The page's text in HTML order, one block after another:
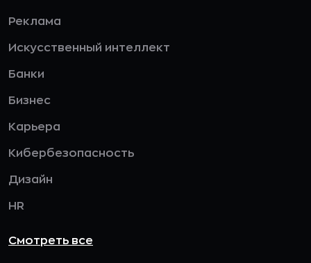
Реклама
Искусственный интеллект
Банки
Бизнес
Карьера
Кибербезопасность
Дизайн
HR
Смотреть все